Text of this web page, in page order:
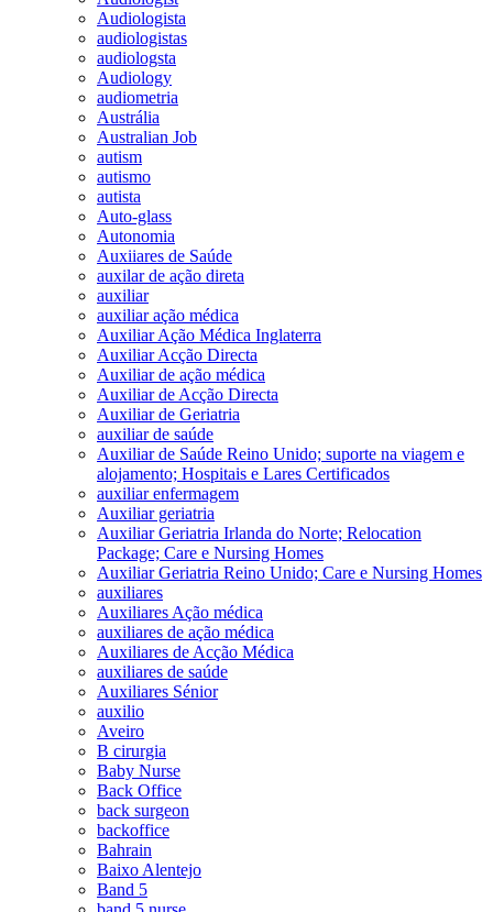
Audiologista
audiologistas
audiologsta
Audiology
audiometria
Austrália
Australian Job
autism
autismo
autista
Auto-glass
Autonomia
Auxiiares de Saúde
auxilar de ação direta
auxiliar
auxiliar ação médica
Auxiliar Ação Médica Inglaterra
Auxiliar Acção Directa
Auxiliar de ação médica
Auxiliar de Acção Directa
Auxiliar de Geriatria
auxiliar de saúde
Auxiliar de Saúde Reino Unido; suporte na viagem e
alojamento; Hospitais e Lares Certificados
auxiliar enfermagem
Auxiliar geriatria
Auxiliar Geriatria Irlanda do Norte; Relocation
Package; Care e Nursing Homes
Auxiliar Geriatria Reino Unido; Care e Nursing Homes
auxiliares
Auxiliares Ação médica
auxiliares de ação médica
Auxiliares de Acção Médica
auxiliares de saúde
Auxiliares Sénior
auxilio
Aveiro
B cirurgia
Baby Nurse
Back Office
back surgeon
backoffice
Bahrain
Baixo Alentejo
Band 5